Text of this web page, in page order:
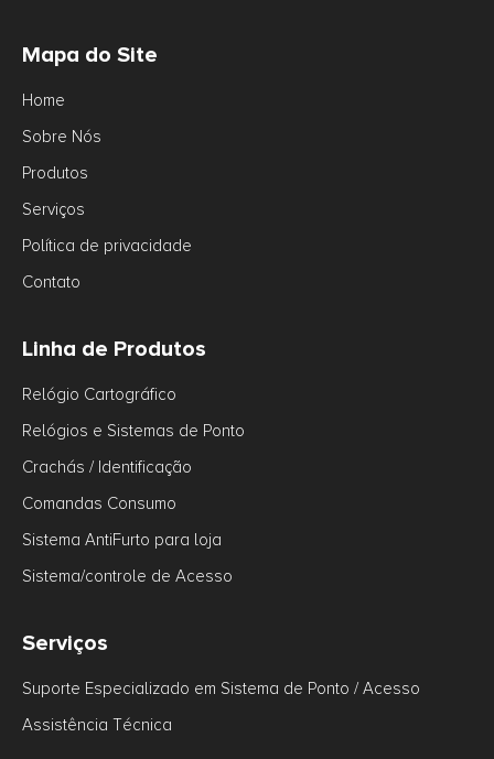
Mapa do Site
Home
Sobre Nós
Produtos
Serviços
Política de privacidade
Contato
Linha de Produtos
Relógio Cartográfico
Relógios e Sistemas de Ponto
Crachás / Identificação
Comandas Consumo
Sistema AntiFurto para loja
Sistema/controle de Acesso
Serviços
Suporte Especializado em Sistema de Ponto / Acesso
Assistência Técnica